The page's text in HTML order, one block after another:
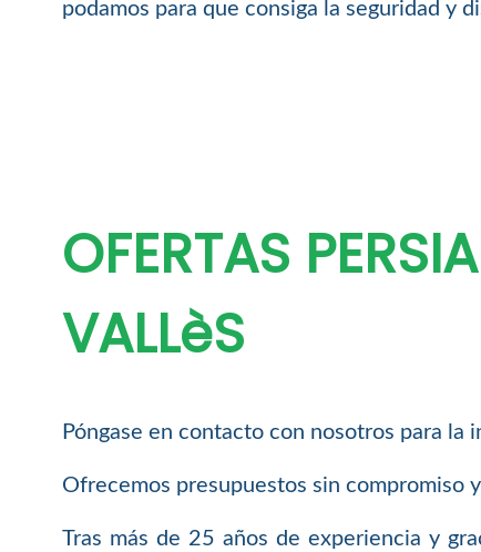
podamos para que consiga la seguridad y
OFERTAS
VALLèS
Póngase en contacto con nosotros para
Ofrecemos presupuestos sin compromiso
Tras más de 25 años de experiencia y